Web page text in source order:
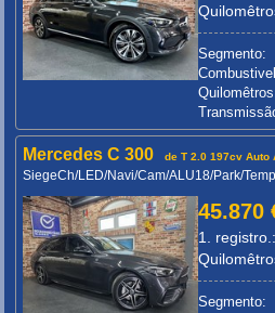
Segmento:
Mercedes C 300 de T 2.0 197cv Auto
SiegeCh/LED/Navi/Cam/ALU18/Park/
45.870
1. registro.:
Segmento: